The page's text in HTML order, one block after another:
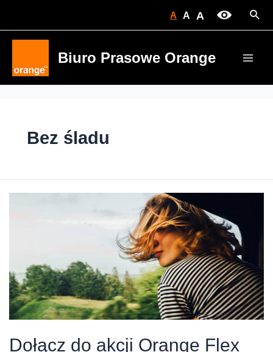
A A A
Biuro Prasowe Orange
Bez śladu
Dołącz do akcji Orange Flex